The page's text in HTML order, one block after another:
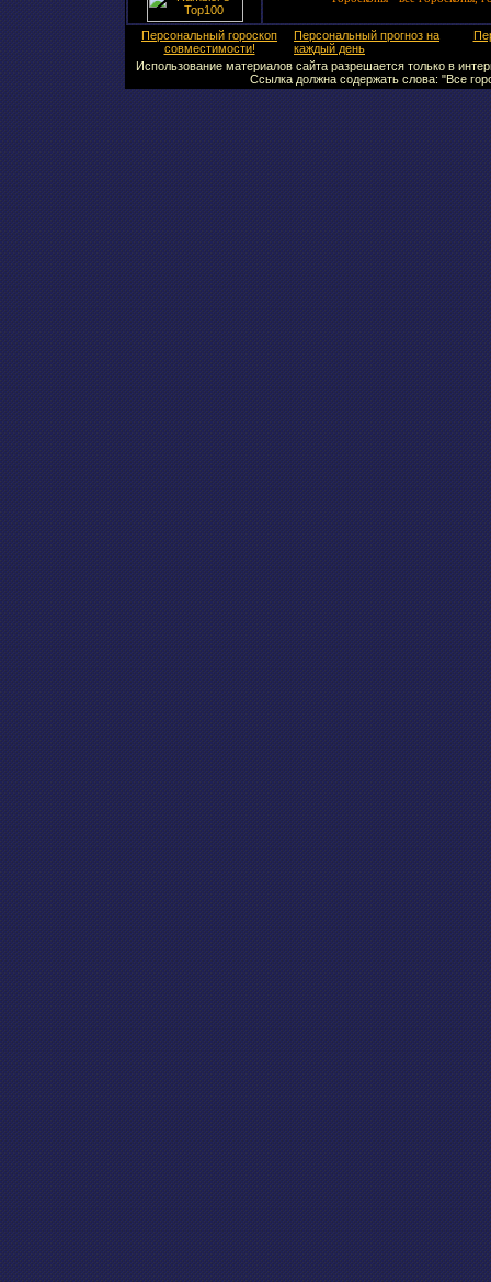
Персональный гороскоп
совместимости!
Персональный прогноз на
каждый день
Использование материалов сайта разрешается только в
Ссылка должна содержать слова: "Все